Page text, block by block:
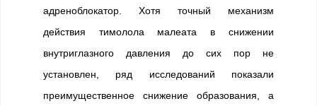
адреноблокатор. Хотя точный механизм
действия тимолола малеата в снижении
внутриглазного давления до сих пор не
установлен, ряд исследований показали
преимущественное снижение образования, а